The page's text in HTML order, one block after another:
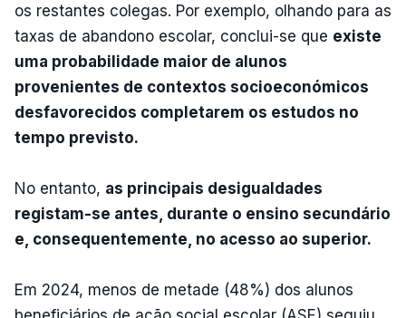
os restantes colegas. Por exemplo, olhando para as
taxas de abandono escolar, conclui-se que existe
uma probabilidade maior de alunos
provenientes de contextos socioeconómicos
desfavorecidos completarem os estudos no
tempo previsto.
No entanto, as principais desigualdades
registam-se antes, durante o ensino secundário
e, consequentemente, no acesso ao superior.
Em 2024, menos de metade (48%) dos alunos